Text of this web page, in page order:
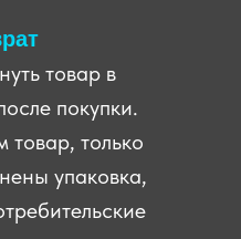
товар в
покупки.
только
упаковка,